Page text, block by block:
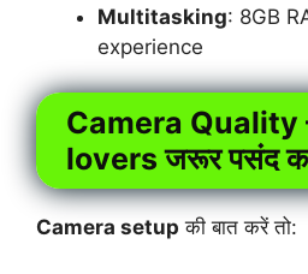
Multitasking: 8GB
experience
Camera Quality
lovers जरूर पसंद
Camera setup की बात करें तो: